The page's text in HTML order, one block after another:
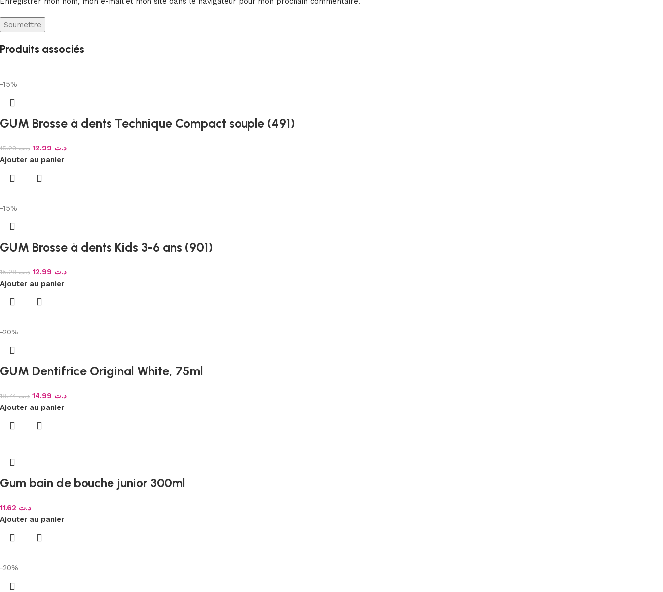
Produits associés
-15%
GUM Brosse à dents Technique Compact souple (491)
د.ت15.28 د.ت
Ajouter au panier
-15%
GUM Brosse à dents Kids 3-6 ans (901)
د.ت15.28 د.ت
Ajouter au panier
-20%
GUM Dentifrice Original White, 75ml
د.ت18.74 د.ت
Ajouter au panier
Gum bain de bouche junior 300ml
د.ت
Ajouter au panier
-20%